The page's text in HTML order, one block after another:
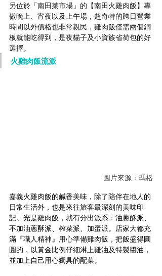
另位於「南田菜市場」的【南田火雞肉飯】專
做晚上、宵夜以及上午場，超奇特的跨日營業
時間以外價格也非常親民，雞肉飯僅需兩個銅
板就能吃得到，是夜貓子及小資族省荷包的好
選擇。
火雞肉飯流派
圖片來源：瑪格
嘉義火雞肉飯的鹹香美味，除了陪伴在地人的
日常生活外，也是來往旅客最深刻的美味印
記。 光是雞肉飯，就有分出派系：油蔥酥派、
不加油蔥酥派、榨菜派、加蛋派。店家大都充
滿『職人精神』用心準備雞肉飯，把飯盛得圓
圓的，以黃金比例仔細淋上雞油及特製醬油，
並加上自己用心獨具的配菜。